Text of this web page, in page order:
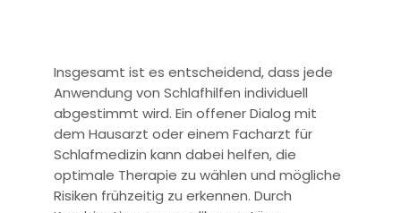
Insgesamt ist es entscheidend, dass jede
Anwendung von Schlafhilfen individuell
abgestimmt wird. Ein offener Dialog mit
dem Hausarzt oder einem Facharzt für
Schlafmedizin kann dabei helfen, die
optimale Therapie zu wählen und mögliche
Risiken frühzeitig zu erkennen. Durch